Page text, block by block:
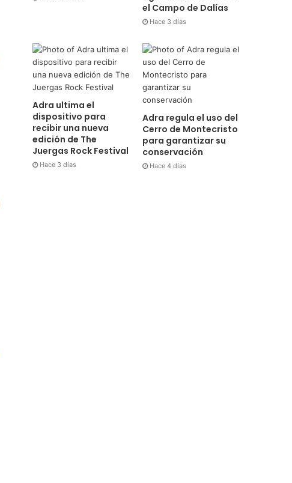
el Campo de Dalías
Hace 3 días
Adra ultima el
dispositivo para
recibir una nueva
edición de The
Juergas Rock Festival
Hace 3 días
Adra regula el uso del
Cerro de Montecristo
para garantizar su
conservación
Hace 4 días